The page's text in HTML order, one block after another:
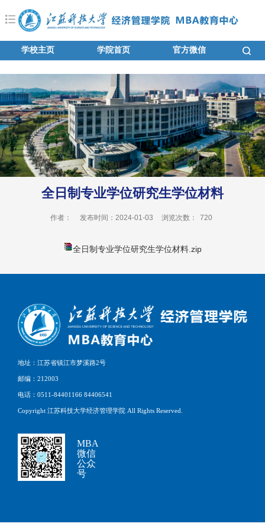
学校主页 学院首页 官方微信
全日制专业学位研究生学位材料
作者： 发布时间：2024-01-03 浏览次数： 720
全日制专业学位研究生学位材料.zip
地址：江苏省镇江市梦溪路2号
邮编：212003
电话：0511-84401166 84406541
Copyright 江苏科技大学经济管理学院 All Rights Reserved.
MBA
微信
公众
号